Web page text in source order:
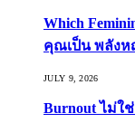
Which
คุณเป็น พลังห
JULY 9, 2026
Burnout ไม่ใ